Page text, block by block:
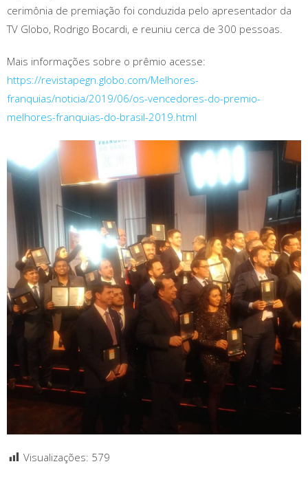
cerimônia de premiação foi conduzida pelo apresentador da
TV Globo, Rodrigo Bocardi, e reuniu cerca de 300 pessoas.
Mais informações sobre o prêmio acesse:
https://revistapegn.globo.com/Melhores-
franquias/noticia/2019/06/os-vencedores-do-premio-
melhores-franquias-do-brasil-2019.html
Visualizações: 579